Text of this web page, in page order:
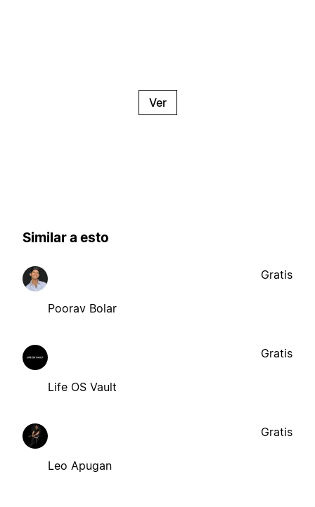
Ver
Similar a esto
Poorav Bolar
Gratis
Life OS Vault
Gratis
Leo Apugan
Gratis